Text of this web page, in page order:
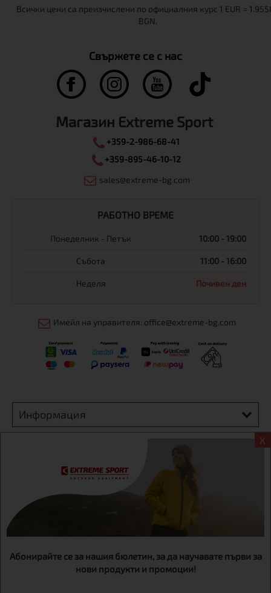
X
Абонирайте се за нашия бюлетин, за да научавате първи за
нови продукти и промоции!
Свържете се с нас
Магазин Extreme Sport
+359-2-986-68-41
+359-895-46-10-12
sales@extreme-bg.com
РАБОТНО ВРЕМЕ
Понеделник - Петък 10:00 - 19:00
Събота 11:00 - 16:00
Неделя Почивен ден
Имейл на управителя: office@extreme-bg.com
Информация
гр.София,бул. Дондуков 42, тел.:+359 895461012